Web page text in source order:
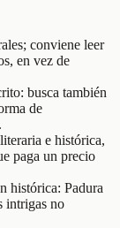
conviene leer
en vez de
busca también
de
e histórica,
paga un precio
histórica: Padura
intrigas no